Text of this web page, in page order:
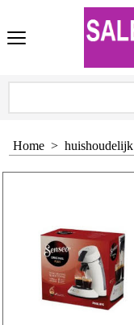
Home > huishoudelijk